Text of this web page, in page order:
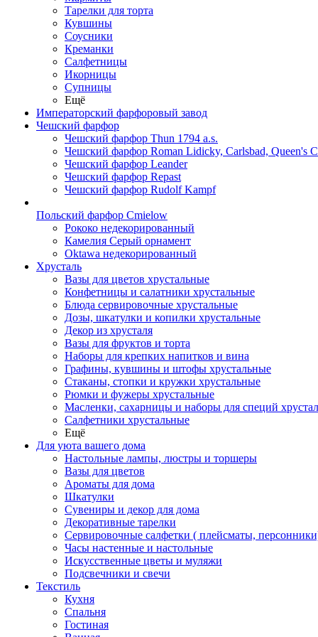
Тарелки для торта
Кувшины
Соусники
Креманки
Салфетницы
Икорницы
Супницы
Ещё
Императорский фарфоровый завод
Чешский фарфор
Чешский фарфор Thun 1794 a.s.
Чешский фарфор Roman Lidicky, Carlsbad, Queen's
Чешский фарфор Leander
Чешский фарфор Repast
Чешский фарфор Rudolf Kampf
Польский фарфор Сmielow
Рококо недекорированный
Камелия Серый орнамент
Oktawa недекорированный
Хрусталь
Вазы для цветов хрустальные
Конфетницы и салатники хрустальные
Блюда сервировочные хрустальные
Дозы, шкатулки и копилки хрустальные
Декор из хрусталя
Вазы для фруктов и торта
Наборы для крепких напитков и вина
Графины, кувшины и штофы хрустальные
Стаканы, стопки и кружки хрустальные
Рюмки и фужеры хрустальные
Масленки, сахарницы и наборы для специй
Салфетники хрустальные
Ещё
Для уюта вашего дома
Настольные лампы, люстры и торшеры
Вазы для цветов
Ароматы для дома
Шкатулки
Сувениры и декор для дома
Декоративные тарелки
Сервировочные салфетки ( плейсматы,
Часы настенные и настольные
Искусственные цветы и муляжи
Подсвечники и свечи
Текстиль
Кухня
Спальня
Гостиная